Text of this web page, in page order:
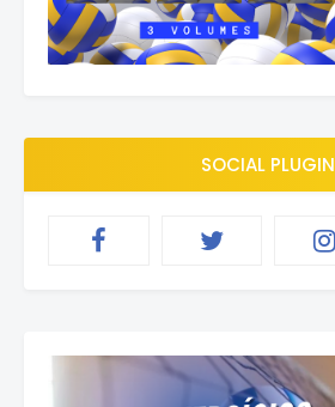
SOCIAL PLUGIN